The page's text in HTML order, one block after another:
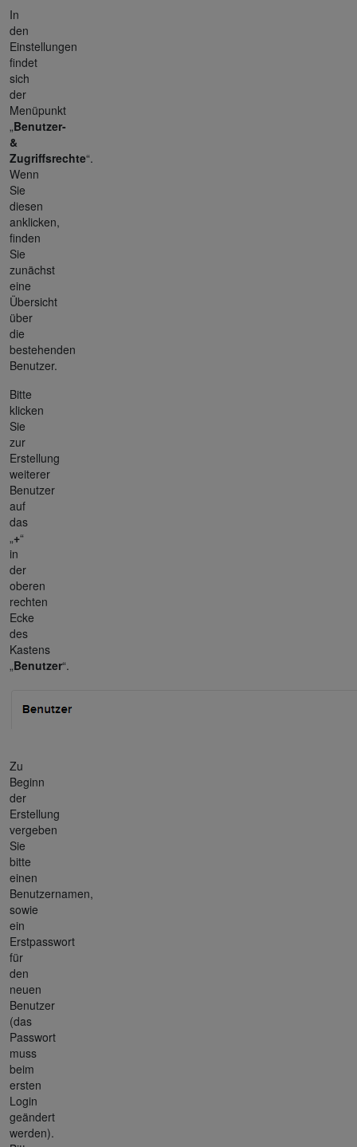
In
den
Einstellungen
findet
sich
der
Menüpunkt
„Benutzer-
&
Zugriffsrechte“.
Wenn
Sie
diesen
anklicken,
finden
Sie
zunächst
eine
Übersicht
über
die
bestehenden
Benutzer.
Bitte
klicken
Sie
zur
Erstellung
weiterer
Benutzer
auf
das
„+“
in
der
oberen
rechten
Ecke
des
Kastens
„Benutzer“.
Zu
Beginn
der
Erstellung
vergeben
Sie
bitte
einen
Benutzernamen,
sowie
ein
Erstpasswort
für
den
neuen
Benutzer
(das
Passwort
muss
beim
ersten
Login
geändert
werden).